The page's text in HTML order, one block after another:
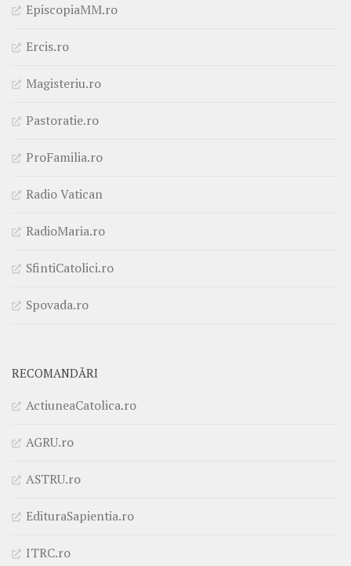
EpiscopiaMM.ro
Ercis.ro
Magisteriu.ro
Pastoratie.ro
ProFamilia.ro
Radio Vatican
RadioMaria.ro
SfintiCatolici.ro
Spovada.ro
RECOMANDĂRI
ActiuneaCatolica.ro
AGRU.ro
ASTRU.ro
EdituraSapientia.ro
ITRC.ro